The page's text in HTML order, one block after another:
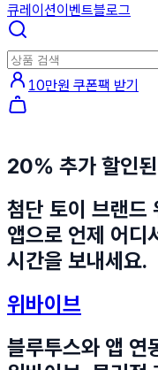
큐레이션이벤트블로그
10만원 쿠폰팩 받기
20% 추가 할인
첨단 토이 브랜드
앱으로 언제 어디
시간을 보내세요.
위바이브
블루투스와 앱 연